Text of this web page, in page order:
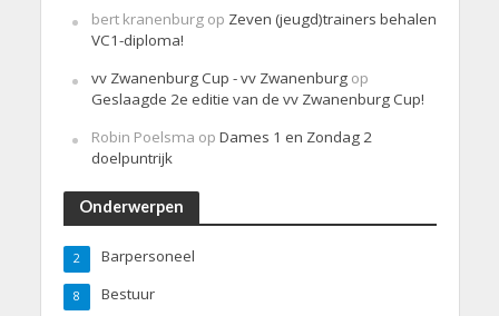
bert kranenburgop Zeven (jeugd)trainers behalen
VC1-diploma!
vv Zwanenburg Cup - vv Zwanenburgop
Geslaagde 2e editie van de vv Zwanenburg Cup!
Robin Poelsma op Dames 1 en Zondag 2
doelpuntrijk
Onderwerpen
Barpersoneel
2
Bestuur
8